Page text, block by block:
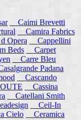
Caimi Brevetti
Camira Fabrics
Opera
Cappellini
Beds
Carpet
Carre Bleu
Padana
Cascando
Cassina
Catellani Smith
Ceil-In
Cielo
Ceramica